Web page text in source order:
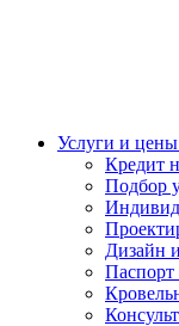
Услуги и цены
Кредит
Подбор
Дизайн
Паспорт